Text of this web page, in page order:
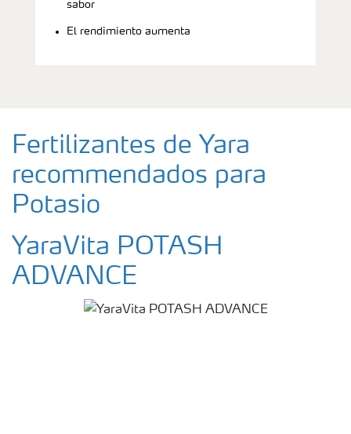
sabor
El rendimiento aumenta
Fertilizantes de Yara
recommendados para
Potasio
YaraVita POTASH
ADVANCE